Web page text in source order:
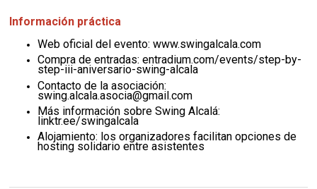
Información práctica
Web oficial del evento: www.swingalcala.com
Compra de entradas: entradium.com/events/step-by-
step-iii-aniversario-swing-alcala
Contacto de la asociación:
swing.alcala.asocia@gmail.com
Más información sobre Swing Alcalá:
linktr.ee/swingalcala
Alojamiento: los organizadores facilitan opciones de
hosting solidario entre asistentes